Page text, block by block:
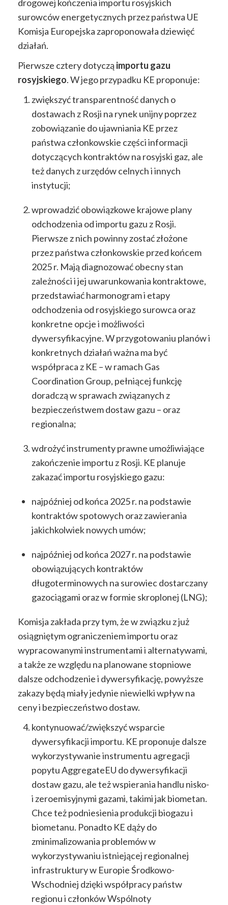
drogowej kończenia importu rosyjskich
surowców energetycznych przez państwa UE
Komisja Europejska zaproponowała dziewięć
działań.
Pierwsze cztery dotyczą importu gazu
rosyjskiego. W jego przypadku KE proponuje:
zwiększyć transparentność danych o
dostawach z Rosji na rynek unijny poprzez
zobowiązanie do ujawniania KE przez
państwa członkowskie części informacji
dotyczących kontraktów na rosyjski gaz, ale
też danych z urzędów celnych i innych
instytucji;
wprowadzić obowiązkowe krajowe plany
odchodzenia od importu gazu z Rosji.
Pierwsze z nich powinny zostać złożone
przez państwa członkowskie przed końcem
2025 r. Mają diagnozować obecny stan
zależności i jej uwarunkowania kontraktowe,
przedstawiać harmonogram i etapy
odchodzenia od rosyjskiego surowca oraz
konkretne opcje i możliwości
dywersyfikacyjne. W przygotowaniu planów i
konkretnych działań ważna ma być
współpraca z KE – w ramach Gas
Coordination Group, pełniącej funkcję
doradczą w sprawach związanych z
bezpieczeństwem dostaw gazu – oraz
regionalna;
wdrożyć instrumenty prawne umożliwiające
zakończenie importu z Rosji. KE planuje
zakazać importu rosyjskiego gazu:
najpóźniej od końca 2025 r. na podstawie
kontraktów spotowych oraz zawierania
jakichkolwiek nowych umów;
najpóźniej od końca 2027 r. na podstawie
obowiązujących kontraktów
długoterminowych na surowiec dostarczany
gazociągami oraz w formie skroplonej (LNG);
Komisja zakłada przy tym, że w związku z już
osiągniętym ograniczeniem importu oraz
wypracowanymi instrumentami i alternatywami,
a także ze względu na planowane stopniowe
dalsze odchodzenie i dywersyfikację, powyższe
zakazy będą miały jedynie niewielki wpływ na
ceny i bezpieczeństwo dostaw.
kontynuować/zwiększyć wsparcie
dywersyfikacji importu. KE proponuje dalsze
wykorzystywanie instrumentu agregacji
popytu AggregateEU do dywersyfikacji
dostaw gazu, ale też wspierania handlu nisko-
i zeroemisyjnymi gazami, takimi jak biometan.
Chce też podniesienia produkcji biogazu i
biometanu. Ponadto KE dąży do
zminimalizowania problemów w
wykorzystywaniu istniejącej regionalnej
infrastruktury w Europie Środkowo-
Wschodniej dzięki współpracy państw
regionu i członków Wspólnoty